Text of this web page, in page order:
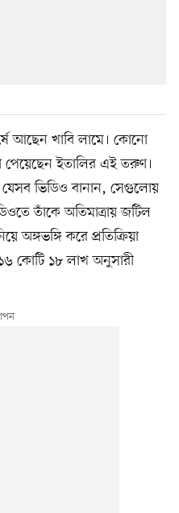
আছেন খাবি লামে। কোনো
পেয়েছেন ইতালির এই তরুণ।
যেসব ভিডিও বানান, সেগুলোয়
তাঁকে অতিমাত্রায় জটিল
অঙ্গভঙ্গি করে প্রতিক্রিয়া
কোটি ১৮ লাখ অনুসারী